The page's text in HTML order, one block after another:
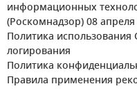
информационных
(Роскомнадзор) 08 апреля
Политика использования
логирования
Политика
Правила применения